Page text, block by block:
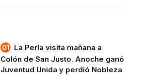
La Perla visita mañana a
Colón de San Justo. Anoche ganó
Juventud Unida y perdió Nobleza